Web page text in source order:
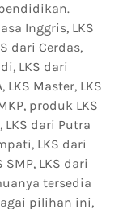
Inggris, LKS
dari Cerdas,
LKS dari
Master, LKS
produk LKS
LKS dari Putra
LKS dari
SMP, LKS dari
tersedia
pilihan ini,